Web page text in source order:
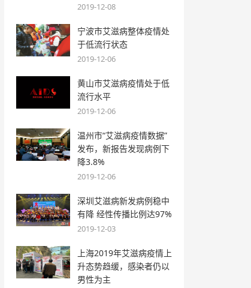
2019-12-08
宁波市艾滋病整体疫情处
于低流行状态
2019-12-06
黄山市艾滋病疫情处于低
流行水平
2019-12-06
温州市“艾滋病疫情数据”
发布，新报告发现病例下
降3.8%
2019-12-06
深圳艾滋病新发病例稳中
有降 经性传播比例达97%
2019-12-03
上海2019年艾滋病疫情上
升态势趋缓，感染者仍以
男性为主